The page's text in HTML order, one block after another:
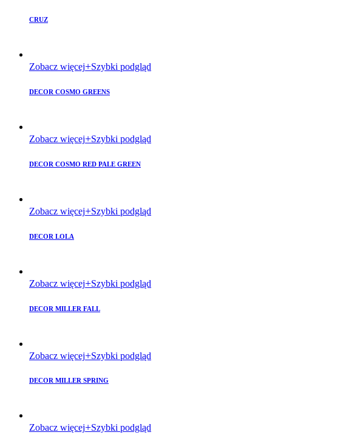
CRUZ
Zobacz więcej Szybki podgląd
DECOR COSMO GREENS
Zobacz więcej Szybki podgląd
DECOR COSMO RED PALE GREEN
Zobacz więcej Szybki podgląd
DECOR LOLA
Zobacz więcej Szybki podgląd
DECOR MILLER FALL
Zobacz więcej Szybki podgląd
DECOR MILLER SPRING
Zobacz więcej Szybki podgląd